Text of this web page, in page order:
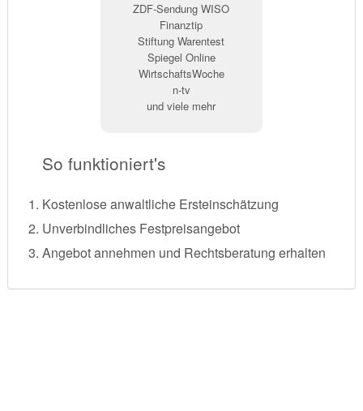
ZDF-Sendung WISO
Finanztip
Stiftung Warentest
Spiegel Online
WirtschaftsWoche
n-tv
und viele mehr
So funktioniert's
Kostenlose anwaltliche Ersteinschätzung
Unverbindliches Festpreisangebot
Angebot annehmen und Rechtsberatung erhalten